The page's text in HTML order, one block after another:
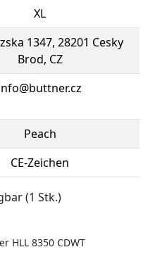
XL
1347, 28201 Cesky
Brod, CZ
Peach
CE-Zeichen
(1 Stk.)
HLL 8350 CDWT